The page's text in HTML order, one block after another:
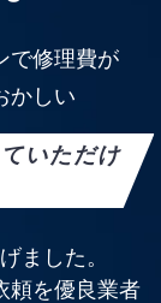
で修理費が
かしい
いただけ
ました。
頼を優良業者